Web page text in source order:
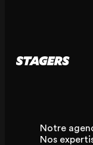
Notre
Nos